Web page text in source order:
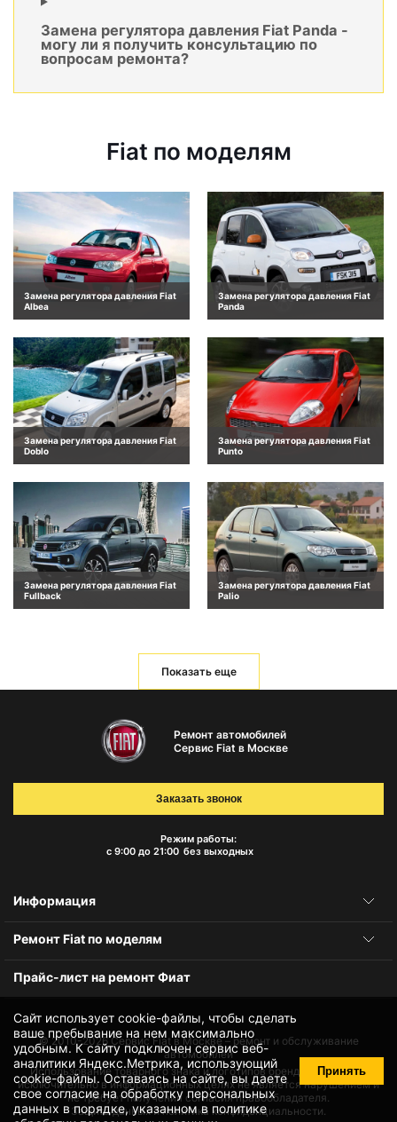
Замена регулятора давления Fiat Panda -
могу ли я получить консультацию по
вопросам ремонта?
Fiat по моделям
Замена регулятора давления Fiat
Albea
Замена регулятора давления Fiat
Panda
Замена регулятора давления Fiat
Doblo
Замена регулятора давления Fiat
Punto
Замена регулятора давления Fiat
Fullback
Замена регулятора давления Fiat
Palio
Показать еще
Сайт использует cookie-файлы, чтобы сделать
ваше пребывание на нем максимально
удобным. К cайту подключен сервис веб-
аналитики Яндекс.Метрика, использующий
cookie-файлы. Оставаясь на сайте, вы даете
своесогласие на обработку персональных
данных в порядке, указанном в политике
Принять
Ремонт автомобилей
Сервис Fiat в Москве
Режим работы:
с 9:00 до 21:00 без выходных
Заказать звонок
Информация
Ремонт Fiat по моделям
Прайс-лист на ремонт Фиат
© 2010-2026Сервис Fiat в Москве – ремонт и обслуживание
автомобилей
Использование товарного знака и логотипов бренда происходит
исключительно в информационных целях не является нарушением и
не требует получения согласия правообладателя.
Защита данных и политика конфиденциальности.